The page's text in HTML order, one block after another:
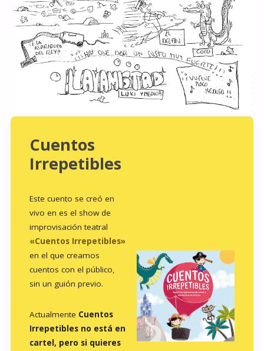
Cuentos
Irrepetibles
Este cuento se creó en
vivo en es el show de
improvisación teatral
«Cuentos Irrepetibles»
en el que creamos
cuentos con el público,
sin un guión previo.
Actualmente Cuentos
Irrepetibles no está en
cartel, pero si quieres